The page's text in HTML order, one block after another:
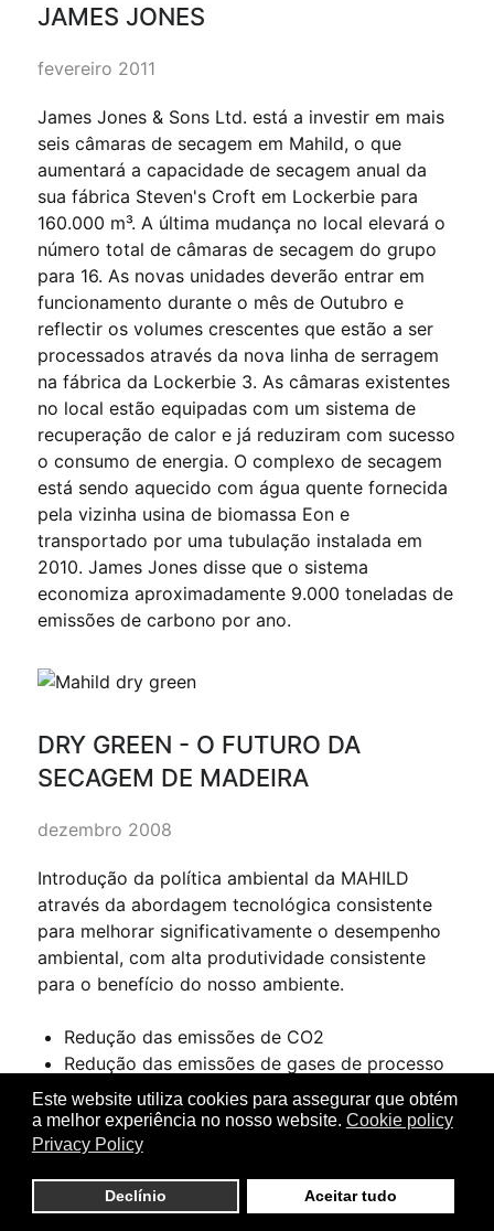
Este website utiliza cookies para assegurar que obtém
a melhor experiência no nosso website. Cookie policy
Privacy Policy
Declínio Aceitar tudo
JAMES JONES
fevereiro 2011
James Jones & Sons Ltd. está a investir em mais
seis câmaras de secagem em Mahild, o que
aumentará a capacidade de secagem anual da
sua fábrica Steven's Croft em Lockerbie para
160.000 m³. A última mudança no local elevará o
número total de câmaras de secagem do grupo
para 16. As novas unidades deverão entrar em
funcionamento durante o mês de Outubro e
reflectir os volumes crescentes que estão a ser
processados através da nova linha de serragem
na fábrica da Lockerbie 3. As câmaras existentes
no local estão equipadas com um sistema de
recuperação de calor e já reduziram com sucesso
o consumo de energia. O complexo de secagem
está sendo aquecido com água quente fornecida
pela vizinha usina de biomassa Eon e
transportado por uma tubulação instalada em
2010. James Jones disse que o sistema
economiza aproximadamente 9.000 toneladas de
emissões de carbono por ano.
DRY GREEN - O FUTURO DA
SECAGEM DE MADEIRA
dezembro 2008
Introdução da política ambiental da MAHILD
através da abordagem tecnológica consistente
para melhorar significativamente o desempenho
ambiental, com alta produtividade consistente
para o benefício do nosso ambiente.
Redução das emissões de CO2
Redução das emissões de gases de processo
Redução do ruído
Redução de energia térmica
Redução de perdas por transferência de calor
Redução de energia elétrica por meio de fluxo